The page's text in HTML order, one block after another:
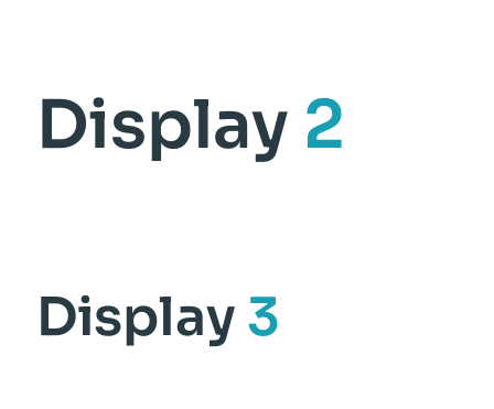
Display 2
Display 3